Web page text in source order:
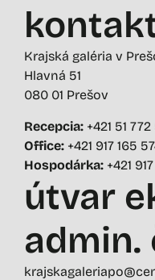
Krajská galéria v
Hlavná 51
080 01 Prešov
Recepcia: +421 51
Office: +421 917 165
Hospodárka: +421
útvar